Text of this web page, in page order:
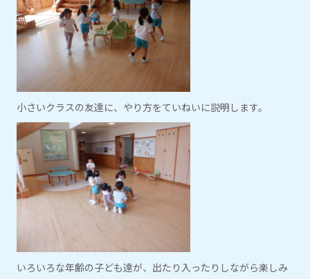
小さいクラスの友達に、やり方をていねいに説明します。
いろいろな年齢の子ども達が、出たり入ったりしながら楽しみ